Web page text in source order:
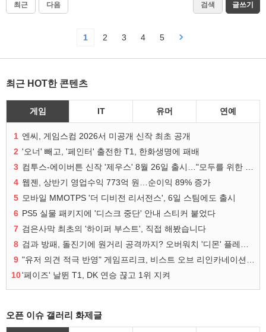
최근 다음 검색 글쓰기
1 2 3 4 5
최근 HOT한 콘텐츠
게임 IT 유머 연예
1 엔씨, 게임스컴 2026서 미공개 신작 최초 공개
2 '오너' 빼고, '페인터' 출전한 T1, 한화생명에 패배
3
4 웹젠, 상반기 영업수익 773억 원…순이익 89% 증가
5 모바일 MMOTPS '더 디비전 리서전스', 6일 스팀에도 출시
6 PS5 실물 패키지에 '디스크 중단' 안내 스티커 붙었다
7 검은사막 최초의 '하이퍼 부스트', 직접 해봤습니다
8
9
10'페이즈' 날뛴 T1, DK 연승 끊고 1위 지켜
오픈 이슈 갤러리 화제글